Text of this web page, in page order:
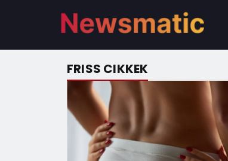
FRISS CIKKEK